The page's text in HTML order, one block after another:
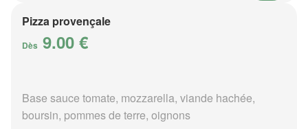
Pizza provençale
Dès 9.00 €
Base sauce tomate, mozzarella, viande hachée,
boursin, pommes de terre, oignons